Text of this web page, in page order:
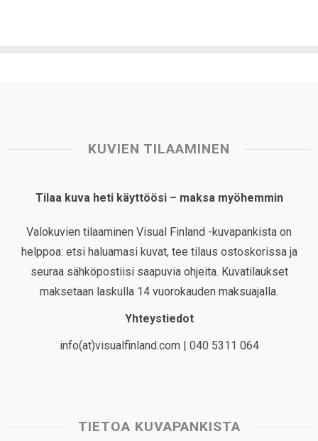
KUVIEN TILAAMINEN
Tilaa kuva heti käyttöösi – maksa myöhemmin
Valokuvien tilaaminen Visual Finland -kuvapankista on
helppoa: etsi haluamasi kuvat, tee tilaus ostoskorissa ja
seuraa sähköpostiisi saapuvia ohjeita. Kuvatilaukset
maksetaan laskulla 14 vuorokauden maksuajalla.
Yhteystiedot
info(at)visualfinland.com | 040 5311 064
TIETOA KUVAPANKISTA